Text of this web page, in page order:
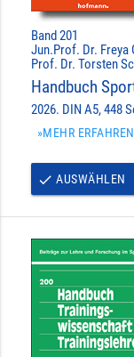
Band 201
Jun.Prof. Dr. Freya
Prof. Dr. Torsten
Handbuch
2026. DIN A5, 448
»MEHR
done AUSWÄHLEN